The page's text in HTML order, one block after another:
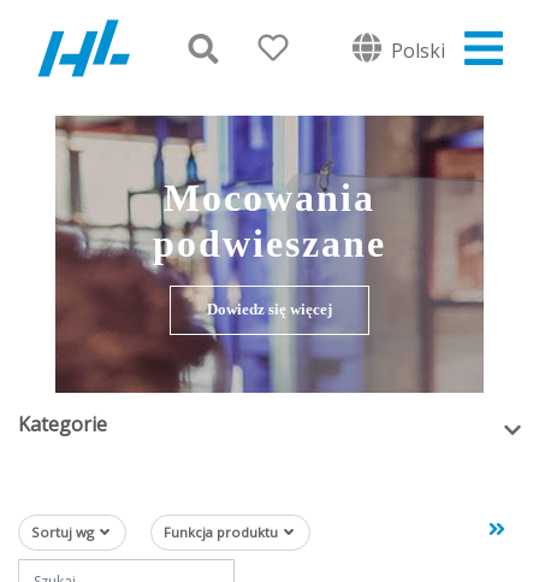
Polski
Mocowania
podwieszane
Dowiedz się więcej
Kategorie
Sortuj wg Funkcja produktu